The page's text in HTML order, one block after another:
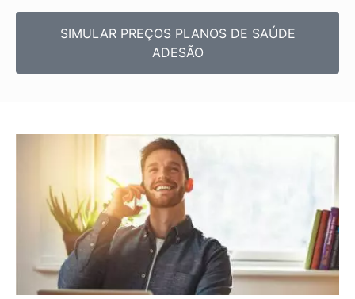
SIMULAR PREÇOS PLANOS DE SAÚDE
ADESÃO